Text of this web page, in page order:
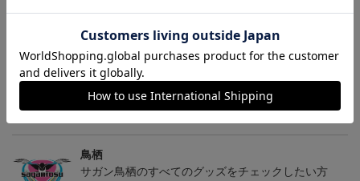
鳥栖
鳥栖
サガン鳥栖のすべてのグッズをチェックしたい方